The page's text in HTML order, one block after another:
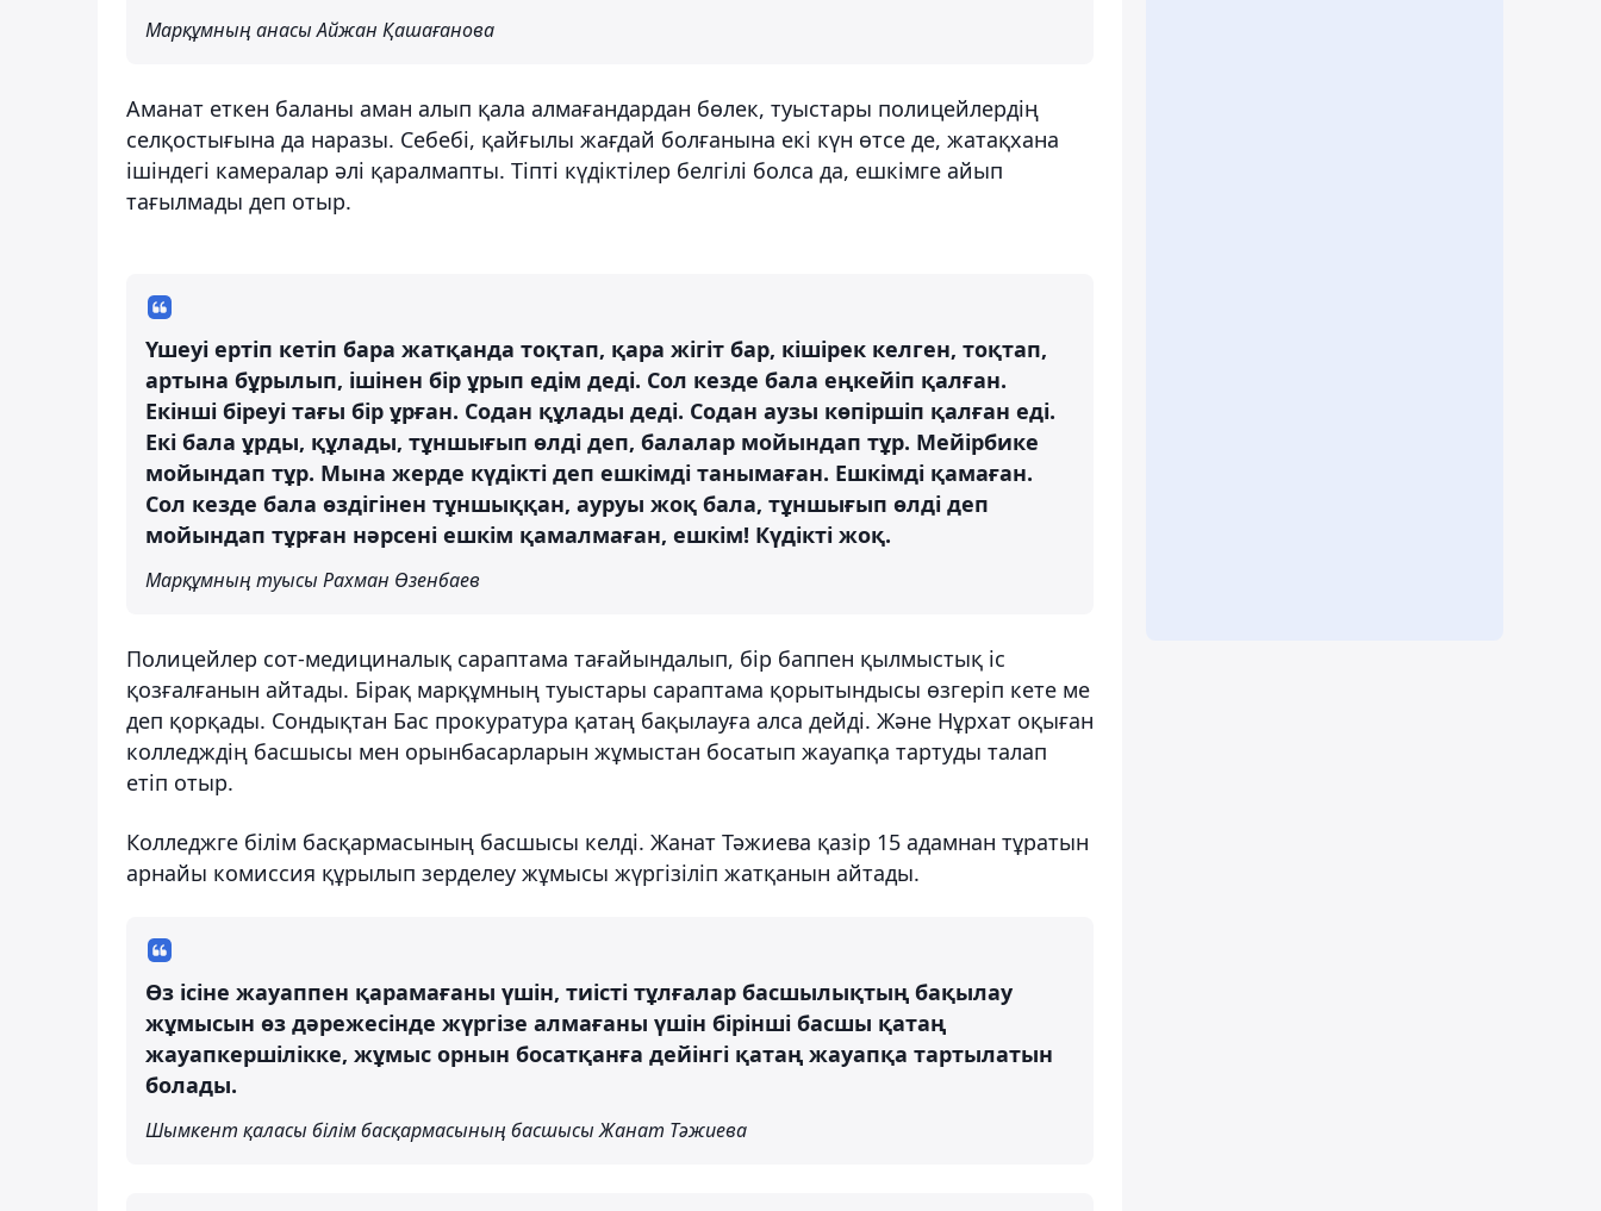
Марқұмның анасы Айжан Қашағанова
Аманат еткен баланы аман алып қала алмағандардан бөлек, туыстары полицейлердің
селқостығына да наразы. Себебі, қайғылы жағдай болғанына екі күн өтсе де, жатақхана
ішіндегі камералар әлі қаралмапты. Тіпті күдіктілер белгілі болса да, ешкімге айып
тағылмады деп отыр.
Үшеуі ертіп кетіп бара жатқанда тоқтап, қара жігіт бар, кішірек келген, тоқтап,
артына бұрылып, ішінен бір ұрып едім деді. Сол кезде бала еңкейіп қалған.
Екінші біреуі тағы бір ұрған. Содан құлады деді. Содан аузы көпіршіп қалған еді.
Екі бала ұрды, құлады, тұншығып өлді деп, балалар мойындап тұр. Мейірбике
мойындап тұр. Мына жерде күдікті деп ешкімді танымаған. Ешкімді қамаған.
Сол кезде бала өздігінен тұншыққан, ауруы жоқ бала, тұншығып өлді деп
мойындап тұрған нәрсені ешкім қамалмаған, ешкім! Күдікті жоқ.
Марқұмның туысы Рахман Өзенбаев
Полицейлер сот-медициналық сараптама тағайындалып, бір баппен қылмыстық іс
қозғалғанын айтады. Бірақ марқұмның туыстары сараптама қорытындысы өзгеріп кете ме
деп қорқады. Сондықтан Бас прокуратура қатаң бақылауға алса дейді. Және Нұрхат оқыған
колледждің басшысы мен орынбасарларын жұмыстан босатып жауапқа тартуды талап
етіп отыр.
Колледжге білім басқармасының басшысы келді. Жанат Тәжиева қазір 15 адамнан тұратын
арнайы комиссия құрылып зерделеу жұмысы жүргізіліп жатқанын айтады.
Өз ісіне жауаппен қарамағаны үшін, тиісті тұлғалар басшылықтың бақылау
жұмысын өз дәрежесінде жүргізе алмағаны үшін бірінші басшы қатаң
жауапкершілікке, жұмыс орнын босатқанға дейінгі қатаң жауапқа тартылатын
болады.
Шымкент қаласы білім басқармасының басшысы Жанат Тәжиева